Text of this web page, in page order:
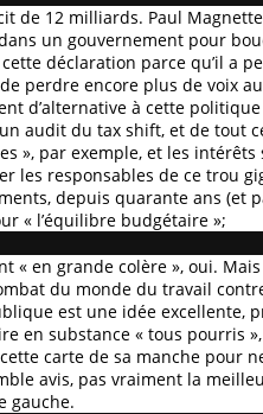
de 12 milliards. Paul
un gouvernement pour
déclaration parce qu’il a
perdre encore plus de voix au
d’alternative à cette
audit du tax shift, et de tout
», par exemple, et les
les responsables de ce trou
depuis quarante ans (et
« l’équilibre budgétaire »;
« en grande colère », oui.
du monde du travail
est une idée excellente,
en substance « tous pourris
carte de sa manche pour
avis, pas vraiment la
gauche.